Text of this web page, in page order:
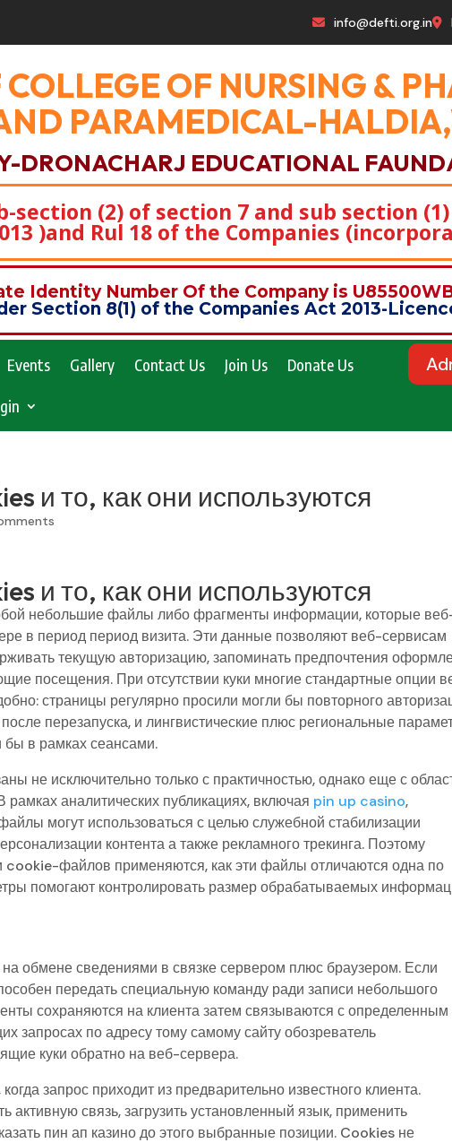
info@defti.org.in
OF NURSING &
PARAMEDICAL-
DRONACHARJ EDUCATIONAL
section (2) of section 7 and sub section
)and Rul 18 of the Companies
Identity Number Of the Company is
Section 8(1) of the Companies Act 2013-
Events Gallery Contact Us Join Us Donate Us
и то, как они используются
и то, как они используются
небольшие файлы либо фрагменты информации, которые
в период период визита. Эти данные позволяют веб-сервисам
текущую авторизацию, запоминать предпочтения
посещения. При отсутствии куки многие стандартные опции
страницы регулярно просили могли бы повторного
перезапуска, и лингвистические плюс региональные
бы в рамках сеансами.
не исключительно только с практичностью, однако еще с
аналитических публикациях, включая pin up casino,
могут использоваться с целью служебной стабилизации
контента а также рекламного трекинга. Поэтому
cookie-файлов применяются, как эти файлы отличаются одна по
помогают контролировать размер обрабатываемых
обмене сведениями в связке сервером плюс браузером. Если
передать специальную команду ради записи небольшого
сохраняются на клиента затем связываются с определенным
запросах по адресу тому самому сайту обозреватель
куки обратно на веб-сервера.
запрос приходит из предварительно известного клиента.
активную связь, загрузить установленный язык, применить
пин ап казино до этого выбранные позиции. Cookies не